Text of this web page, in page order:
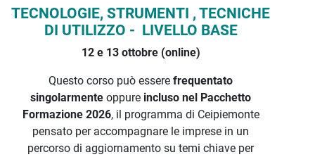
TECNOLOGIE, STRUMENTI , TECNICHE
DI UTILIZZO - LIVELLO BASE
12 e 13 ottobre (online)
Questo corso può essere frequentato
singolarmente oppure incluso nel Pacchetto
Formazione 2026, il programma di Ceipiemonte
pensato per accompagnare le imprese in un
percorso di aggiornamento su temi chiave per